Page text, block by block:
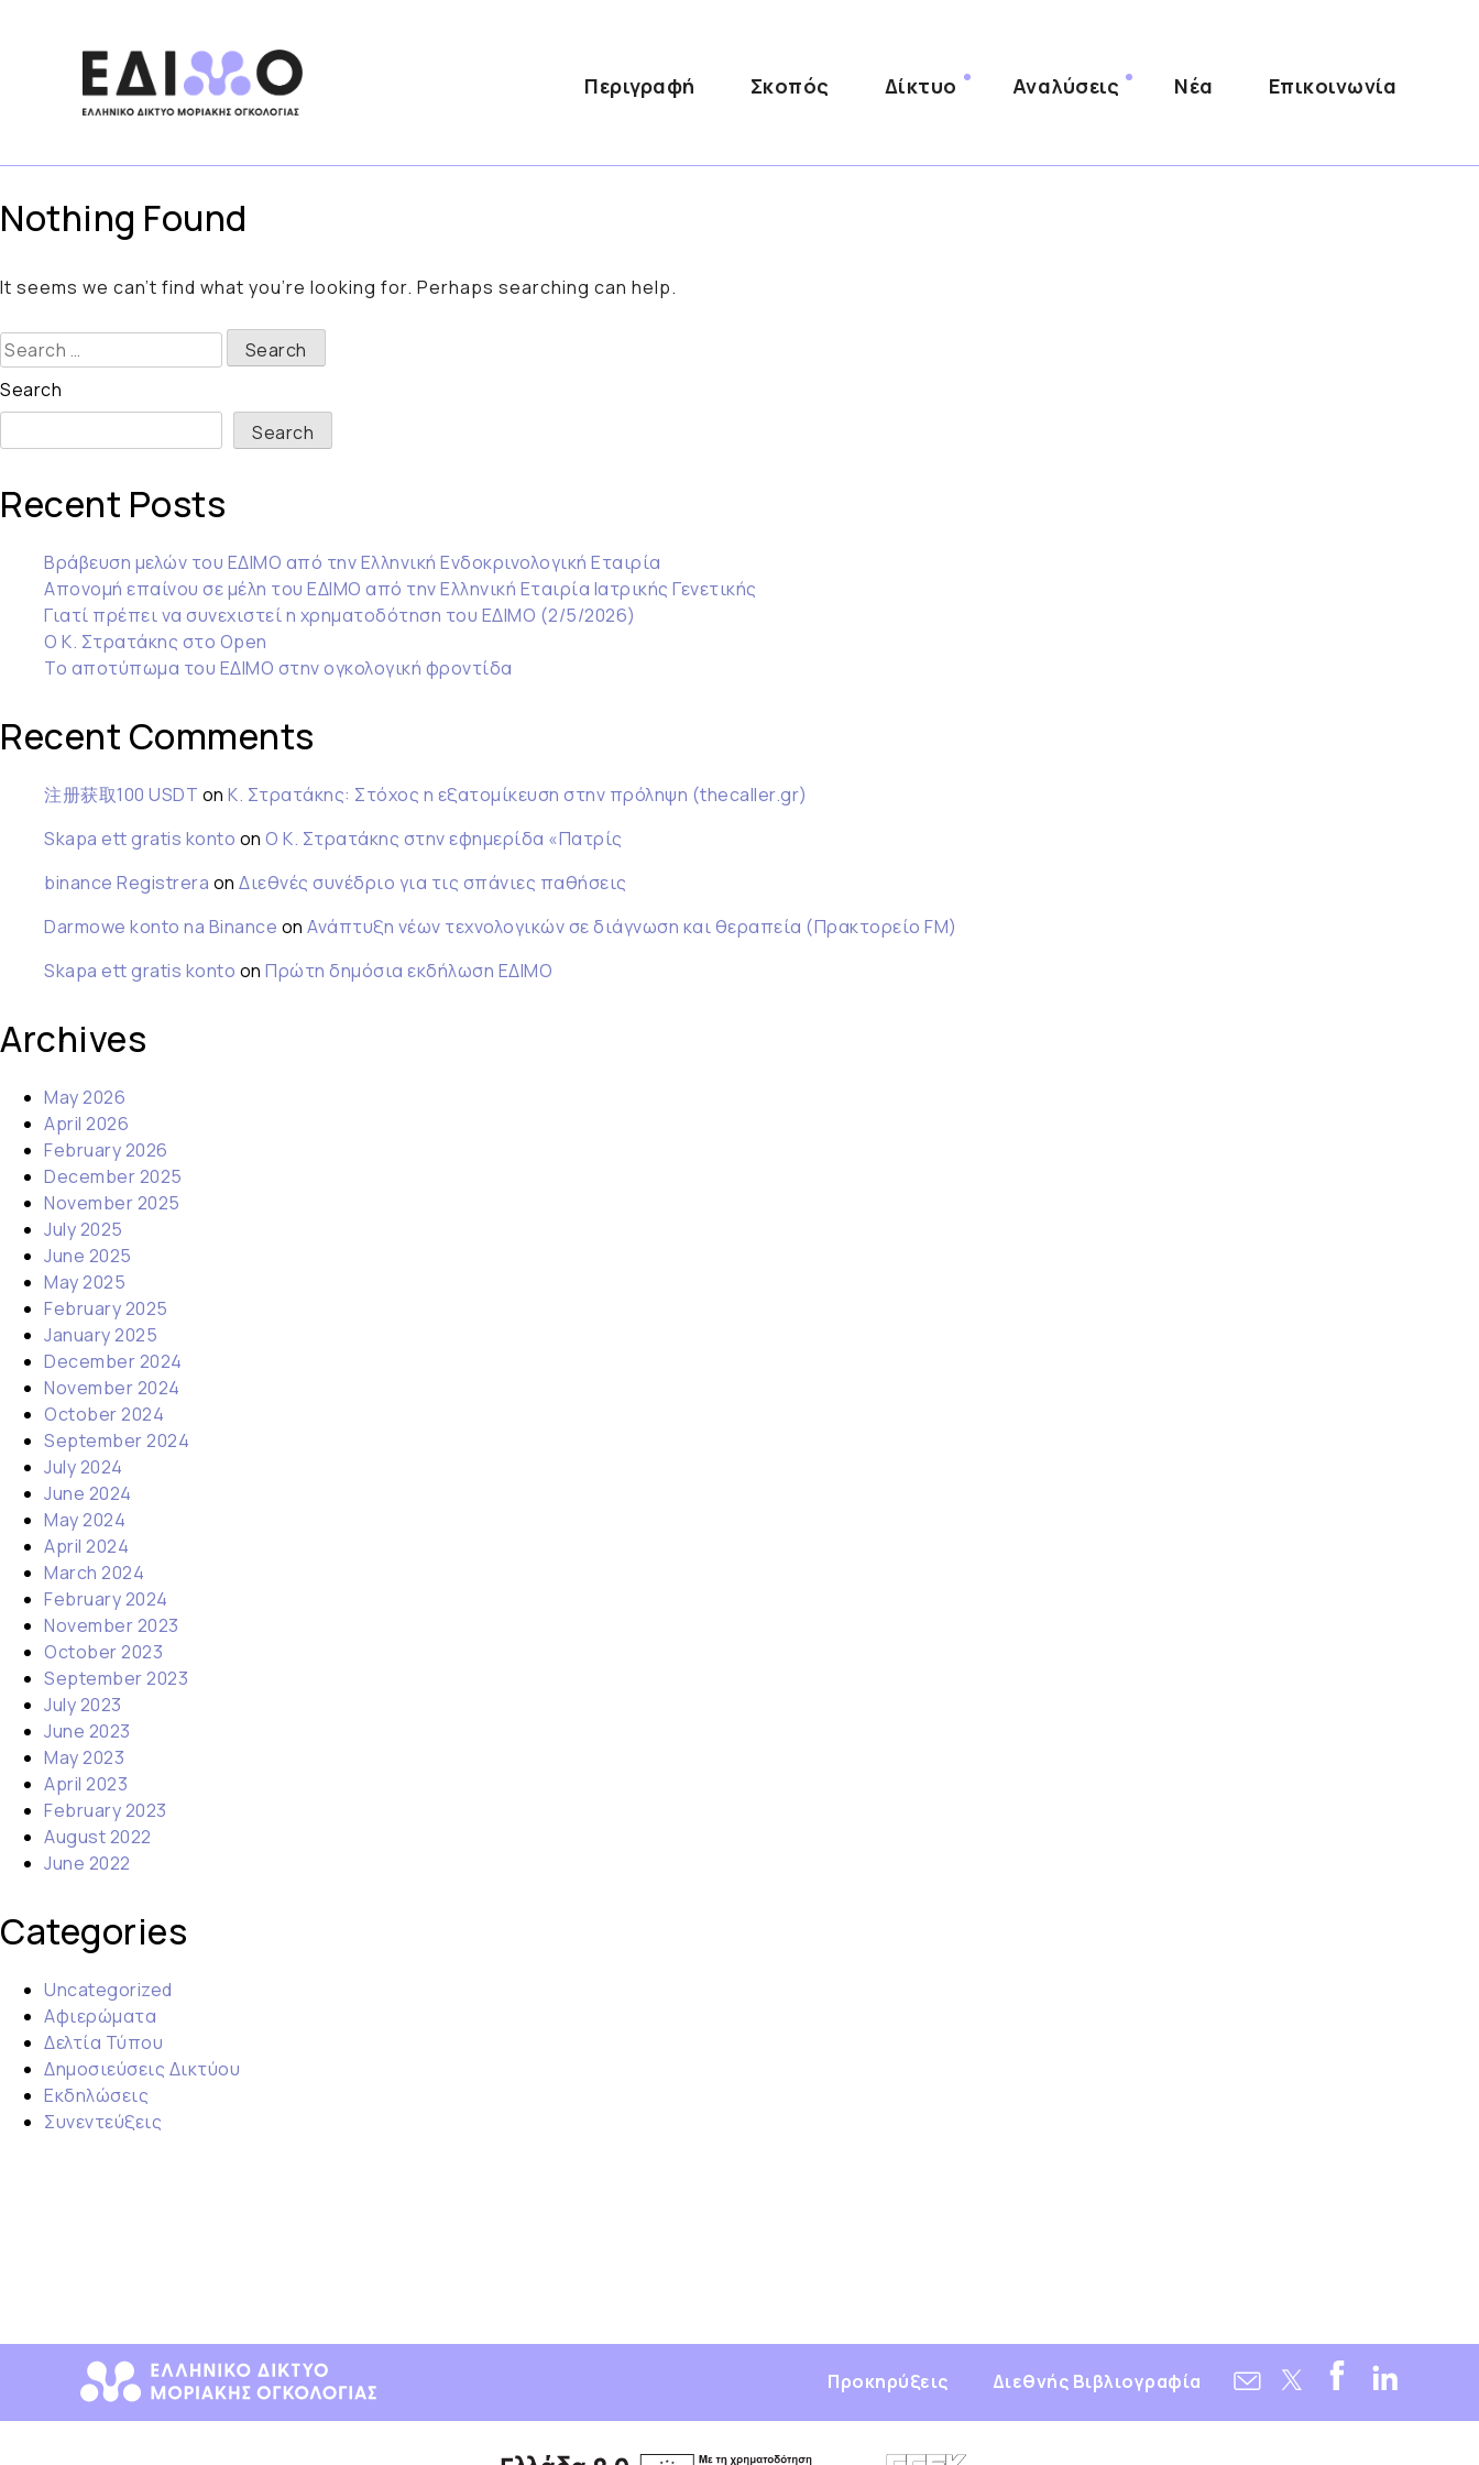
Περιγραφή Σκοπός Δίκτυο Αναλύσεις Νέα Επικοινωνία
Nothing Found
It seems we can’t find what you’re looking for. Perhaps searching can help.
Search
for:
Search
Search
Recent Posts
Βράβευση μελών του ΕΔΙΜΟ από την Ελληνική Ενδοκρινολογική Εταιρία
Απονομή επαίνου σε μέλη του ΕΔΙΜΟ από την Ελληνική Εταιρία Ιατρικής Γενετικής
Γιατί πρέπει να συνεχιστεί η χρηματοδότηση του ΕΔΙΜΟ (2/5/2026)
Ο Κ. Στρατάκης στο Open
Το αποτύπωμα του ΕΔΙΜΟ στην ογκολογική φροντίδα
Recent Comments
注册获取100 USDT on Κ. Στρατάκης: Στόχος η εξατομίκευση στην πρόληψη (thecaller.gr)
Skapa ett gratis konto on Ο Κ. Στρατάκης στην εφημερίδα «Πατρίς
binance Registrera on Διεθνές συνέδριο για τις σπάνιες παθήσεις
Darmowe konto na Binance on Ανάπτυξη νέων τεχνολογικών σε διάγνωση και θεραπεία (Πρακτορείο FM)
Skapa ett gratis konto on Πρώτη δημόσια εκδήλωση ΕΔΙΜΟ
Archives
May 2026
April 2026
February 2026
December 2025
November 2025
July 2025
June 2025
May 2025
February 2025
January 2025
December 2024
November 2024
October 2024
September 2024
July 2024
June 2024
May 2024
April 2024
March 2024
February 2024
November 2023
October 2023
September 2023
July 2023
June 2023
May 2023
April 2023
February 2023
August 2022
June 2022
Categories
Uncategorized
Αφιερώματα
Δελτία Τύπου
Δημοσιεύσεις Δικτύου
Εκδηλώσεις
Συνεντεύξεις
Προκηρύξεις Διεθνής Βιβλιογραφία